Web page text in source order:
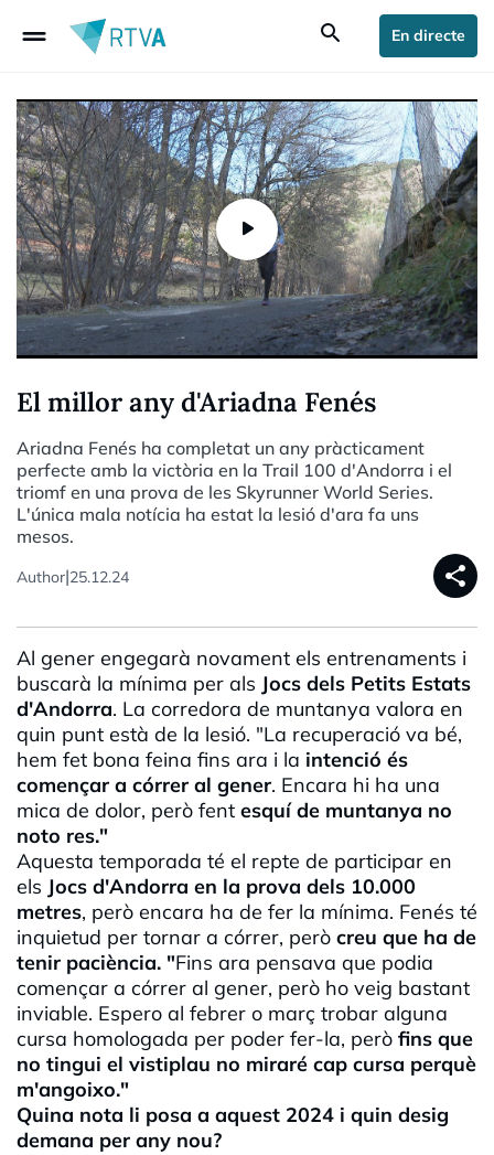
drag_handle search En directe
El millor any d'Ariadna Fenés
Ariadna Fenés ha completat un any pràcticament
perfecte amb la victòria en la Trail 100 d'Andorra i el
triomf en una prova de les Skyrunner World Series.
L'única mala notícia ha estat la lesió d'ara fa uns
mesos.
Author|25.12.24 share
Al gener engegarà novament els entrenaments i
buscarà la mínima per als Jocs dels Petits Estats
d'Andorra. La corredora de muntanya valora en
quin punt està de la lesió. "La recuperació va bé,
hem fet bona feina fins ara i la intenció és
començar a córrer al gener. Encara hi ha una
mica de dolor, però fent esquí de muntanya no
noto res."
Aquesta temporada té el repte de participar en
els Jocs d'Andorra en la prova dels 10.000
metres, però encara ha de fer la mínima. Fenés té
inquietud per tornar a córrer, però creu que ha de
tenir paciència. "Fins ara pensava que podia
començar a córrer al gener, però ho veig bastant
inviable. Espero al febrer o març trobar alguna
cursa homologada per poder fer-la, però fins que
no tingui el vistiplau no miraré cap cursa perquè
m'angoixo."
Quina nota li posa a aquest 2024 i quin desig
demana per any nou?